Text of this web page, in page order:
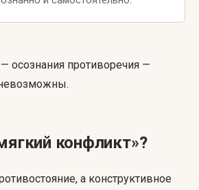
осознания противоречия —
конфликт»?
а конструктивное